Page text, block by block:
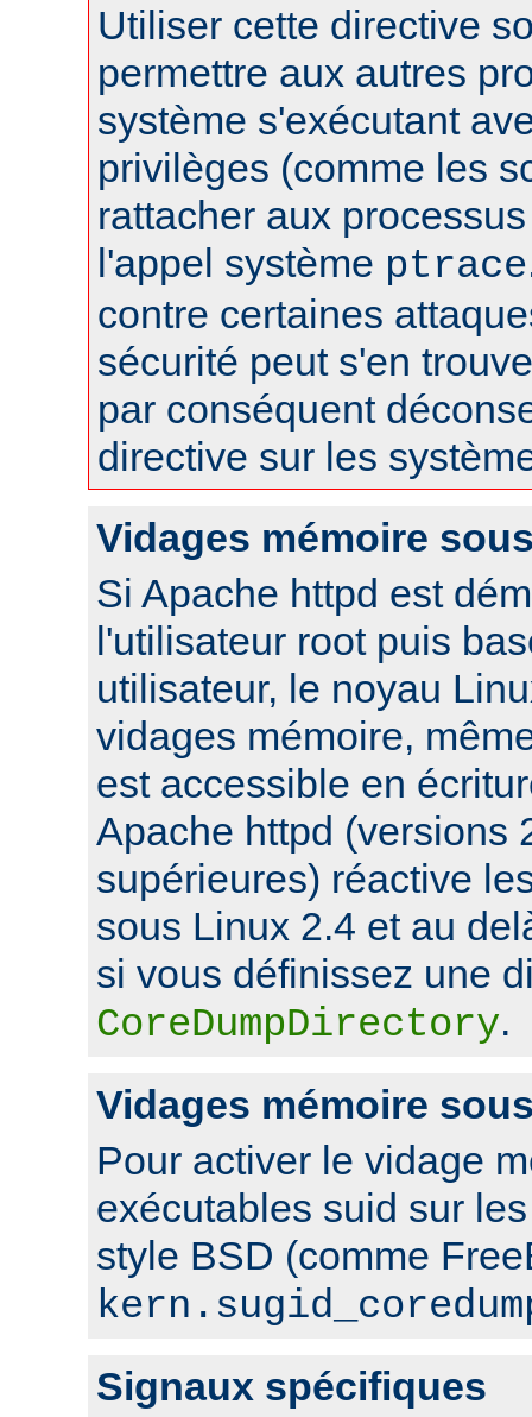
Utiliser cette directive
permettre aux autres
système s'exécutant
privilèges (comme les
rattacher aux
l'appel système ptrace
contre certaines
sécurité peut s'en
par conséquent
directive sur les
Vidages mémoire
Si Apache httpd est
l'utilisateur root puis
utilisateur, le noyau
vidages mémoire,
est accessible en
Apache httpd (versions
supérieures) réactive
sous Linux 2.4 et au
si vous définissez une
CoreDumpDirectory.
Vidages mémoire
Pour activer le vidage
exécutables suid sur
style BSD (comme
Signaux spécifiques